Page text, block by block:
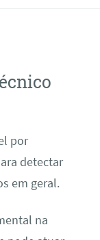
por
detectar
em geral.
na